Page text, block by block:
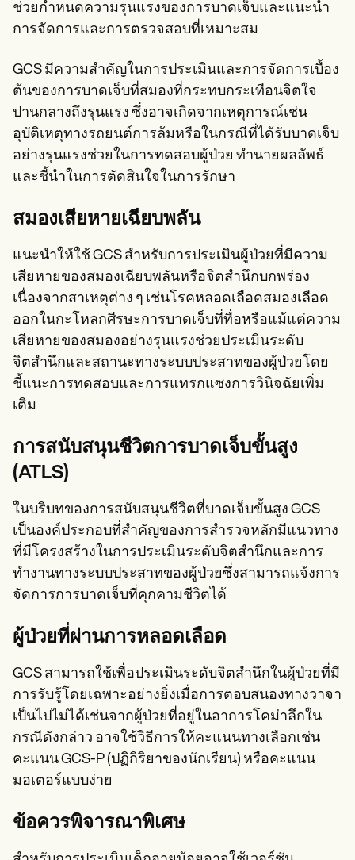
ช่วยกำหนดความรุนแรงของการบาดเจ็บและแนะนำ
การจัดการและการตรวจสอบที่เหมาะสม
GCS มีความสำคัญในการประเมินและการจัดการเบื้อง
ต้นของการบาดเจ็บที่สมองที่กระทบกระเทือนจิตใจ
ปานกลางถึงรุนแรง ซึ่งอาจเกิดจากเหตุการณ์เช่น
อุบัติเหตุทางรถยนต์การล้มหรือในกรณีที่ได้รับบาดเจ็บ
อย่างรุนแรงช่วยในการทดสอบผู้ป่วย ทำนายผลลัพธ์
และชี้นำในการตัดสินใจในการรักษา
สมองเสียหายเฉียบพลัน
แนะนำให้ใช้ GCS สำหรับการประเมินผู้ป่วยที่มีความ
เสียหายของสมองเฉียบพลันหรือจิตสำนึกบกพร่อง
เนื่องจากสาเหตุต่าง ๆ เช่นโรคหลอดเลือดสมองเลือด
ออกในกะโหลกศีรษะการบาดเจ็บที่ทื่อหรือแม้แต่ความ
เสียหายของสมองอย่างรุนแรงช่วยประเมินระดับ
จิตสำนึกและสถานะทางระบบประสาทของผู้ป่วยโดย
ชี้แนะการทดสอบและการแทรกแซงการวินิจฉัยเพิ่ม
เติม
การสนับสนุนชีวิตการบาดเจ็บขั้นสูง
(ATLS)
ในบริบทของการสนับสนุนชีวิตที่บาดเจ็บขั้นสูง GCS
เป็นองค์ประกอบที่สำคัญของการสำรวจหลักมีแนวทาง
ที่มีโครงสร้างในการประเมินระดับจิตสำนึกและการ
ทำงานทางระบบประสาทของผู้ป่วยซึ่งสามารถแจ้งการ
จัดการการบาดเจ็บที่คุกคามชีวิตได้
ผู้ป่วยที่ผ่านการหลอดเลือด
GCS สามารถใช้เพื่อประเมินระดับจิตสำนึกในผู้ป่วยที่มี
การรับรู้โดยเฉพาะอย่างยิ่งเมื่อการตอบสนองทางวาจา
เป็นไปไม่ได้เช่นจากผู้ป่วยที่อยู่ในอาการโคม่าลึกใน
กรณีดังกล่าว อาจใช้วิธีการให้คะแนนทางเลือกเช่น
คะแนน GCS-P (ปฏิกิริยาของนักเรียน) หรือคะแนน
มอเตอร์แบบง่าย
ข้อควรพิจารณาพิเศษ